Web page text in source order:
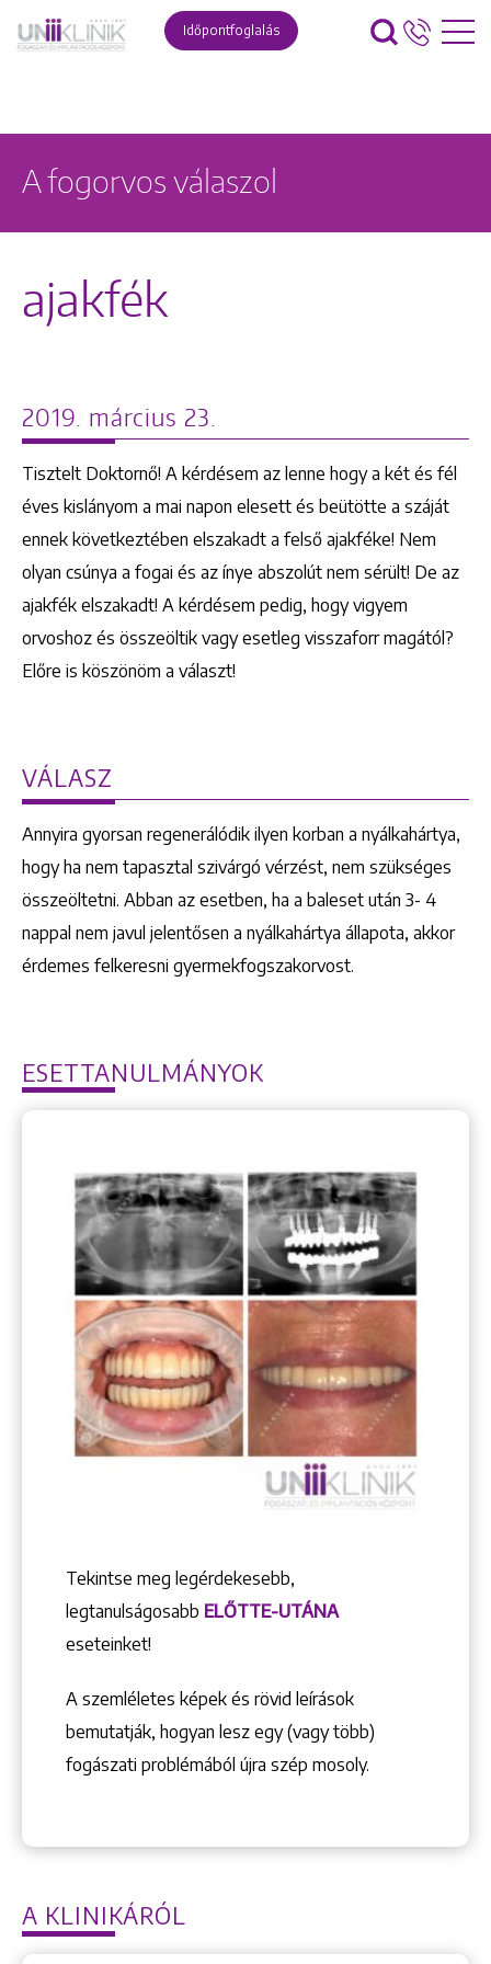
Időpontfoglalás
A fogorvos válaszol
ajakfék
2019. március 23.
Tisztelt Doktornő! A kérdésem az lenne hogy a két és fél
éves kislányom a mai napon elesett és beütötte a száját
ennek következtében elszakadt a felső ajakféke! Nem
olyan csúnya a fogai és az ínye abszolút nem sérült! De az
ajakfék elszakadt! A kérdésem pedig, hogy vigyem
orvoshoz és összeöltik vagy esetleg visszaforr magától?
Előre is köszönöm a választ!
VÁLASZ
Annyira gyorsan regenerálódik ilyen korban a nyálkahártya,
hogy ha nem tapasztal szivárgó vérzést, nem szükséges
összeöltetni. Abban az esetben, ha a baleset után 3- 4
nappal nem javul jelentősen a nyálkahártya állapota, akkor
érdemes felkeresni gyermekfogszakorvost.
ESETTANULMÁNYOK
Tekintse meg legérdekesebb,
legtanulságosabb ELŐTTE-UTÁNA
eseteinket!
A szemléletes képek és rövid leírások
bemutatják, hogyan lesz egy (vagy több)
fogászati problémából újra szép mosoly.
A KLINIKÁRÓL